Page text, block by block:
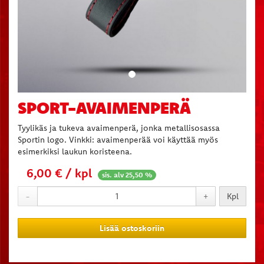
SPORT-AVAIMENPERÄ
Tyylikäs ja tukeva avaimenperä, jonka metallisosassa
Sportin logo. Vinkki: avaimenperää voi käyttää myös
esimerkiksi laukun koristeena.
6,00 € / kpl sis. alv 25,50 %
- + Kpl
Lisää ostoskoriin